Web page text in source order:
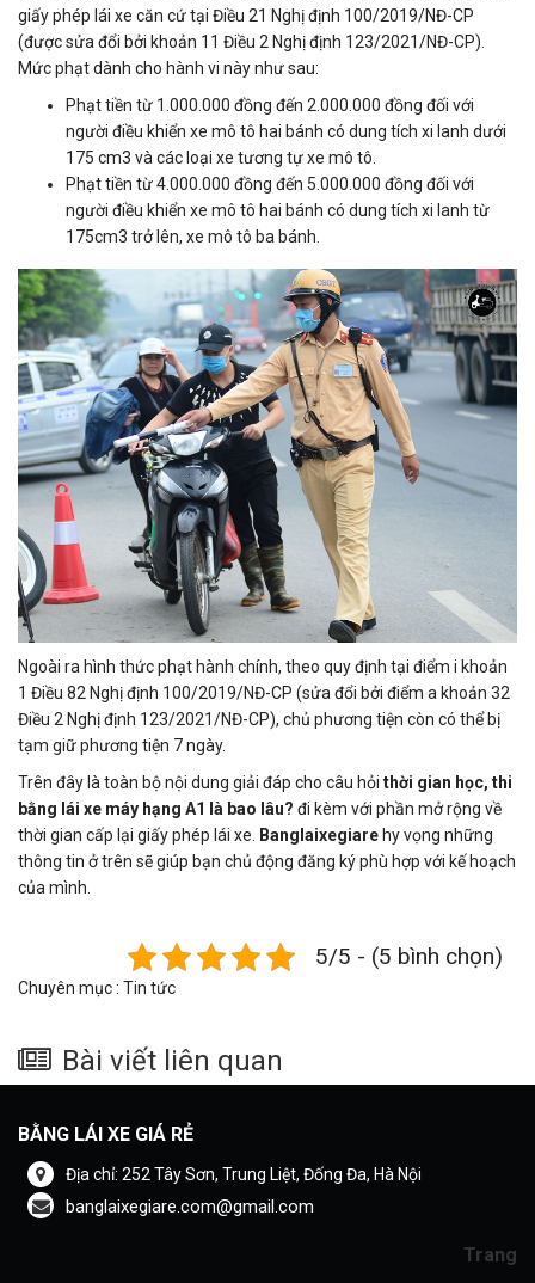
giấy phép lái xe căn cứ tại Điều 21 Nghị định 100/2019/NĐ-CP
(được sửa đổi bởi khoản 11 Điều 2 Nghị định 123/2021/NĐ-CP).
Mức phạt dành cho hành vi này như sau:
Phạt tiền từ 1.000.000 đồng đến 2.000.000 đồng đối với
người điều khiển xe mô tô hai bánh có dung tích xi lanh dưới
175 cm3 và các loại xe tương tự xe mô tô.
Phạt tiền từ 4.000.000 đồng đến 5.000.000 đồng đối với
người điều khiển xe mô tô hai bánh có dung tích xi lanh từ
175cm3 trở lên, xe mô tô ba bánh.
Ngoài ra hình thức phạt hành chính, theo quy định tại điểm i khoản
1 Điều 82 Nghị định 100/2019/NĐ-CP (sửa đổi bởi điểm a khoản 32
Điều 2 Nghị định 123/2021/NĐ-CP), chủ phương tiện còn có thể bị
tạm giữ phương tiện 7 ngày.
Trên đây là toàn bộ nội dung giải đáp cho câu hỏi thời gian học, thi
bằng lái xe máy hạng A1 là bao lâu? đi kèm với phần mở rộng về
thời gian cấp lại giấy phép lái xe. Banglaixegiare hy vọng những
thông tin ở trên sẽ giúp bạn chủ động đăng ký phù hợp với kế hoạch
của mình.
5/5 - (5 bình chọn)
Chuyên mục : Tin tức
Bài viết liên quan
BẰNG LÁI XE GIÁ RẺ
Địa chỉ: 252 Tây Sơn, Trung Liệt, Đống Đa, Hà Nội
banglaixegiare.com@gmail.com
Trang